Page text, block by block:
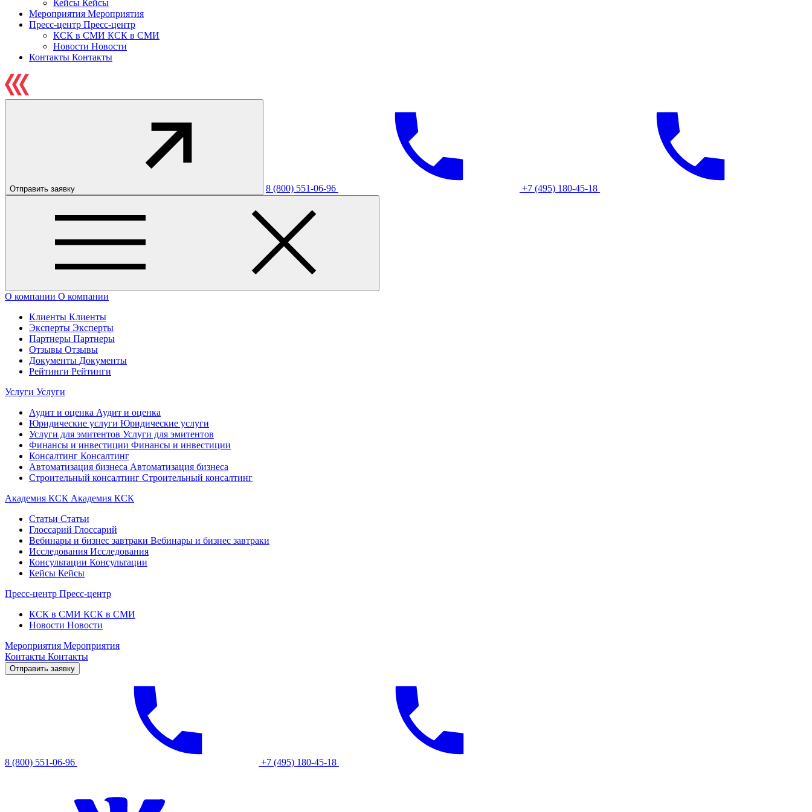
Кейсы Кейсы
Мероприятия Мероприятия
Пресс-центр Пресс-центр
КСК в СМИ КСК в СМИ
Новости Новости
Контакты Контакты
Отправить заявку 8 (800) 551-06-96 +7 (495) 180-45-18
О компании О компании
Клиенты Клиенты
Эксперты Эксперты
Партнеры Партнеры
Отзывы Отзывы
Документы Документы
Рейтинги Рейтинги
Услуги Услуги
Аудит и оценка Аудит и оценка
Юридические услуги Юридические услуги
Услуги для эмитентов Услуги для эмитентов
Финансы и инвестиции Финансы и инвестиции
Консалтинг Консалтинг
Автоматизация бизнеса Автоматизация бизнеса
Строительный консалтинг Строительный консалтинг
Академия КСК Академия КСК
Статьи Статьи
Глоссарий Глоссарий
Вебинары и бизнес завтраки Вебинары и бизнес завтраки
Исследования Исследования
Консультации Консультации
Кейсы Кейсы
Пресс-центр Пресс-центр
КСК в СМИ КСК в СМИ
Новости Новости
Мероприятия Мероприятия
Контакты Контакты
Отправить заявку
8 (800) 551-06-96 +7 (495) 180-45-18